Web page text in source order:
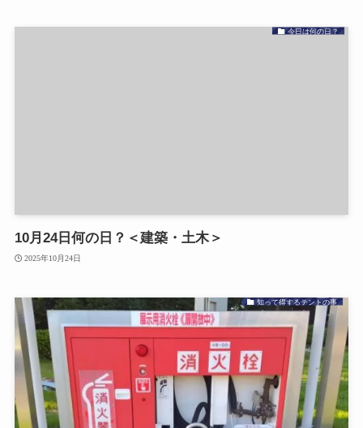
今日は何の日？
10月24日何の日？＜建築・土木＞
2025年10月24日
知って得するテントの事